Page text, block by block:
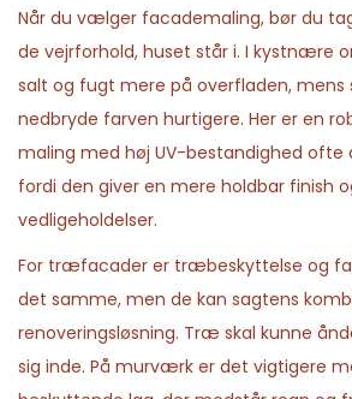
Når du vælger facademaling, bør du
de vejrforhold, huset står i. I kystnære
salt og fugt mere på overfladen, mens
nedbryde farven hurtigere. Her er en
maling med høj UV-bestandighed ofte
fordi den giver en mere holdbar finish
vedligeholdelser.
For træfacader er træbeskyttelse og
det samme, men de kan sagtens
renoveringsløsning. Træ skal kunne
sig inde. På murværk er det vigtigere